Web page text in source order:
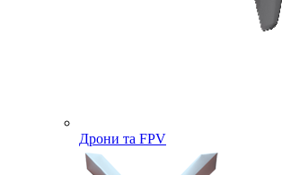
Дрони та FPV